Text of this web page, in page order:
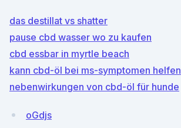
das destillat vs shatter
pause cbd wasser wo zu kaufen
cbd essbar in myrtle beach
kann cbd-öl bei ms-symptomen helfen
nebenwirkungen von cbd-öl für hunde
oGdjs